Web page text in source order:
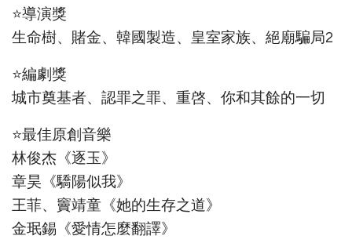
⭐導演獎
生命樹、賭金、韓國製造、皇室家族、絕廟騙局2
⭐編劇獎
城市奠基者、認罪之罪、重啓、你和其餘的一切
⭐最佳原創音樂
林俊杰《逐玉》
章昊《驕陽似我》
王菲、竇靖童《她的生存之道》
金珉錫《愛情怎麼翻譯》